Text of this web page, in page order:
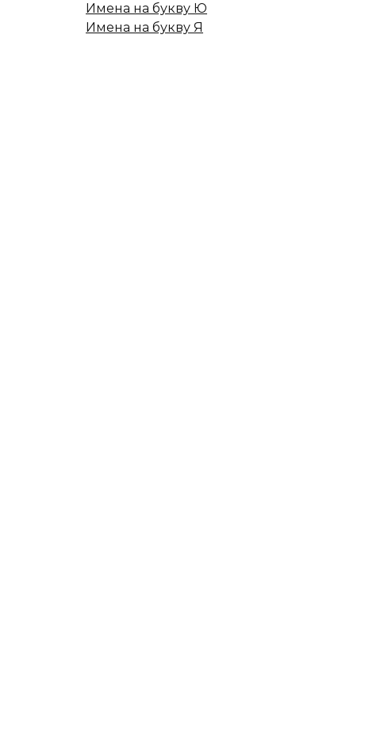
Имена на букву Ю
Имена на букву Я